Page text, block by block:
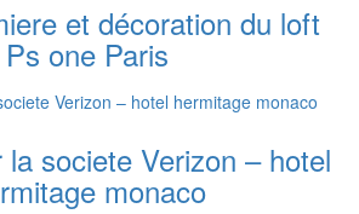
et décoration du loft
Ps one Paris
la societe Verizon – hotel
monaco